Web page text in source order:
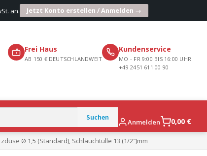
an. Jetzt Konto erstellen / Anmelden →
Frei Haus
AB 150 € DEUTSCHLANDWEIT
Kundenservice
MO - FR 9:00 BIS 16:00 UHR
+49 2451 611 00 90
Anmelden 0,00 €
Ø 1,5 (Standard), Schlauchtülle 13 (1/2″)mm